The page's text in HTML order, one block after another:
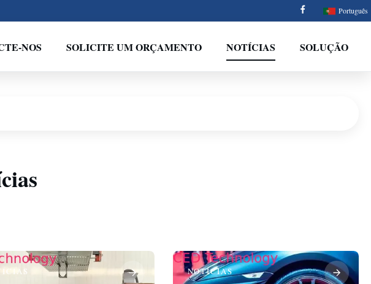
Português
NOS SOLICITE UM ORÇAMENTO NOTÍCIAS SOLUÇÃO
NOTÍCIAS